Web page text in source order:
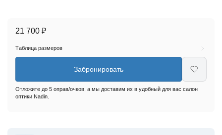
21 700 ₽
Таблица размеров
Забронировать
Отложите до 5 оправ/очков, а мы доставим их в удобный для вас салон
оптики Nadin.